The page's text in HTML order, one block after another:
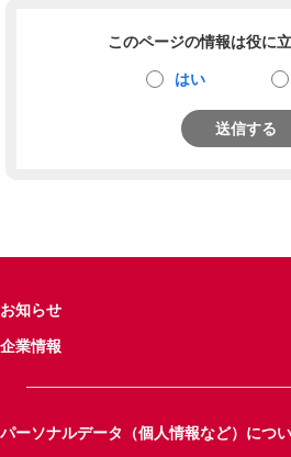
このページの情報は役に
はい
送信する
お知らせ
企業情報
パーソナルデータ（個人情報など）につ